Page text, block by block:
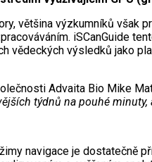
většina výzkumníků však
iSCanGuide
výsledků jako
Advaita Bio Mike
týdnů na pouhé minuty,
navigace je dostatečně